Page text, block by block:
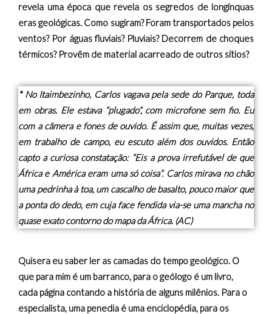
revela uma época que revela os segredos de longínquas
eras geológicas. Como sugiram? Foram transportados pelos
ventos? Por águas fluviais? Pluviais? Decorrem de choques
térmicos? Provêm de material acarreado de outros sítios?
* No Itaimbezinho, Carlos vagava pela sede do Parque, toda
em obras. Ele estava “plugado”, com microfone sem fio. Eu
com a câmera e fones de ouvido. É assim que, muitas vezes,
em trabalho de campo, eu escuto além dos ouvidos. Então
capto a curiosa constatação: “Eis a prova irrefutável de que
África e América eram uma só coisa”. Carlos mirava no chão
uma pedrinha à toa, um cascalho de basalto, pouco maior que
a ponta do dedo, em cuja face fendida via-se uma mancha no
quase exato contorno do mapa da África. (AC)
Quisera eu saber ler as camadas do tempo geológico. O
que para mim é um barranco, para o geólogo é um livro,
cada página contando a história de alguns milênios. Para o
especialista, uma penedia é uma enciclopédia, para os